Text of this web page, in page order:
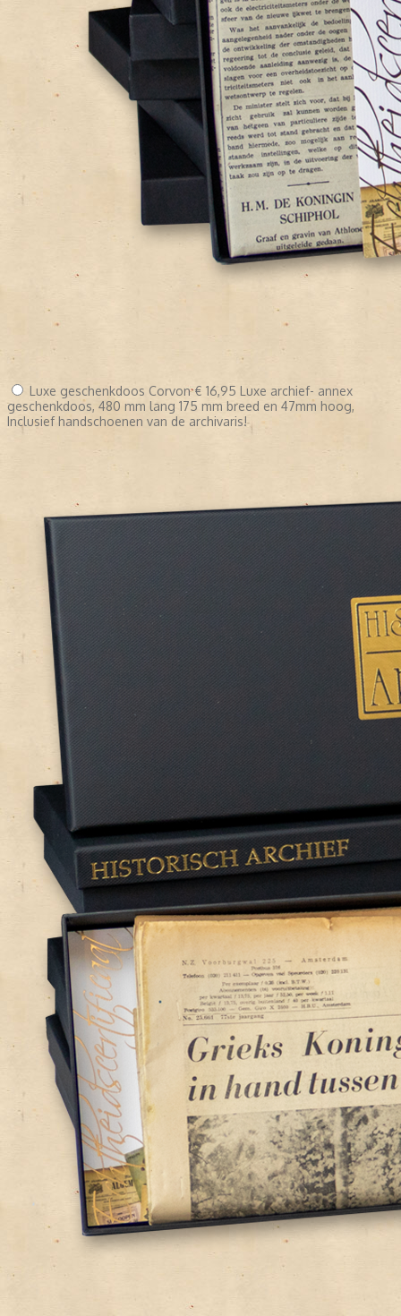
Luxe geschenkdoos Corvon € 16,95 Luxe archief- annex
geschenkdoos, 480 mm lang 175 mm breed en 47mm hoog,
Inclusief handschoenen van de archivaris!